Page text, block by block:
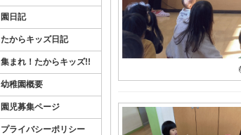
園日記
たからキッズ日記
集まれ！たからキッズ!!
幼稚園概要
園児募集ページ
プライバシーポリシー